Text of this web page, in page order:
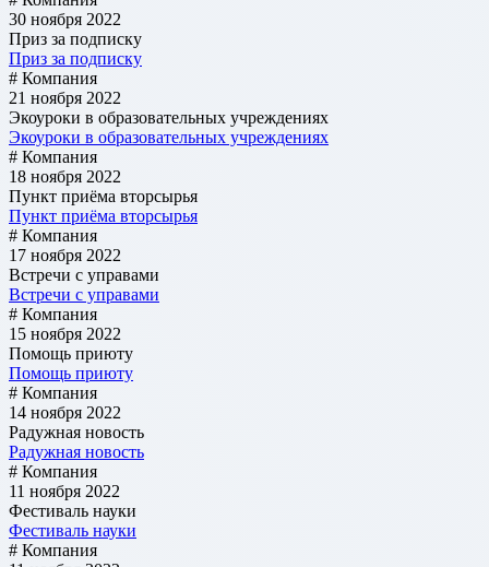
30 ноября 2022
Приз за подписку
Приз за подписку
# Компания
21 ноября 2022
Экоуроки в образовательных учреждениях
Экоуроки в образовательных учреждениях
# Компания
18 ноября 2022
Пункт приёма вторсырья
Пункт приёма вторсырья
# Компания
17 ноября 2022
Встречи с управами
Встречи с управами
# Компания
15 ноября 2022
Помощь приюту
Помощь приюту
# Компания
14 ноября 2022
Радужная новость
Радужная новость
# Компания
11 ноября 2022
Фестиваль науки
Фестиваль науки
# Компания